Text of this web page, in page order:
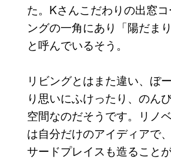
た。Kさんこだわりの出窓
ングの一角にあり「陽だま
と呼んでいるそう。
リビングとはまた違い、ぼ
り思いにふけったり、のん
空間なのだそうです。リノ
は自分だけのアイディアで
サードプレイスも造ることが